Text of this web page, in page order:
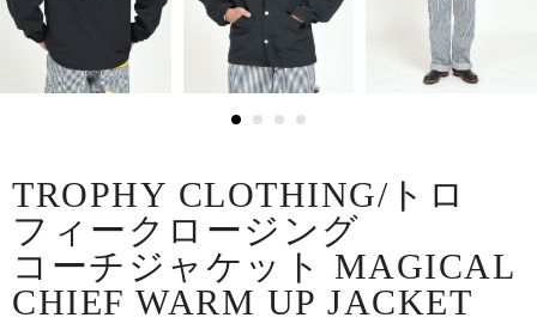
TROPHY CLOTHING/トロ
フィークロージング
コーチジャケット MAGICAL
CHIEF WARM UP JACKET